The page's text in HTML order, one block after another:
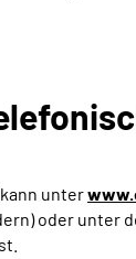
unter
oder unter